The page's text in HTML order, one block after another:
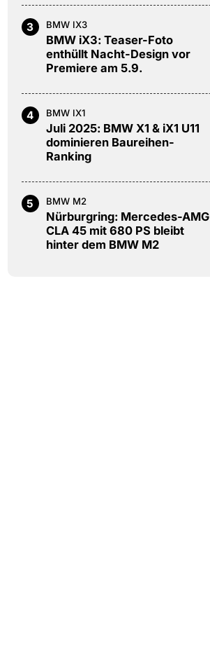
3 BMW IX3
BMW iX3: Teaser-Foto
enthüllt Nacht-Design vor
Premiere am 5.9.
4 BMW IX1
Juli 2025: BMW X1 & iX1 U11
dominieren Baureihen-
Ranking
5 BMW M2
Nürburgring: Mercedes-AMG
CLA 45 mit 680 PS bleibt
hinter dem BMW M2